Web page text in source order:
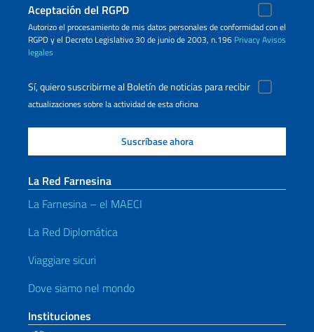
Aceptación del RGPD
Autorizo ​​el procesamiento de mis datos personales de conformidad con el
RGPD y el Decreto Legislativo 30 de junio de 2003, n.196 PrivacyAvisos
legales
Sí, quiero suscribirme al Boletín de noticias para recibir
actualizaciones sobre la actividad de esta oficina
La Red Farnesina
La Farnesina – el MAECI
La Red Diplomática
Viaggiare sicuri
Dove siamo nel mondo
Instituciones